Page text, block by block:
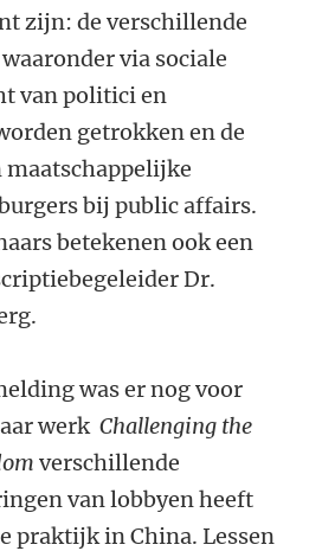
zijn: de verschillende
via sociale
van politici en
getrokken en de
maatschappelijke
bij public affairs.
betekenen ook een
Dr.
was er nog voor
werk Challenging the
verschillende
van lobbyen heeft
praktijk in China. Lessen